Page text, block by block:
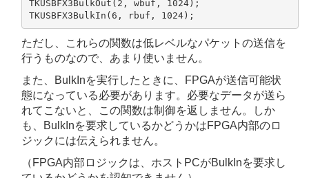
TKUSBFX3BulkOut(2, wbuf, 1024);
ただし、これらの関数は低レベルなパケットの送信を
行うものなので、あまり使いません。
また、BulkInを実行したときに、FPGAが送信可能状
態になっている必要があります。必要なデータが送ら
れてこないと、この関数は制御を返しません。しか
も、BulkInを要求しているかどうかはFPGA内部のロ
ジックには伝えられません。
（FPGA内部ロジックは、ホストPCがBulkInを要求し